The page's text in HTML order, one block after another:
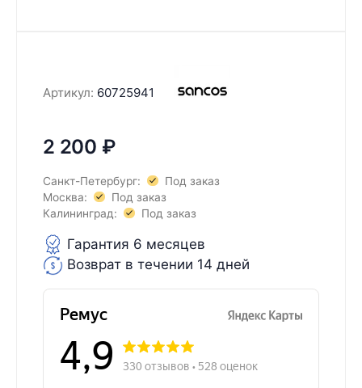
Артикул: 60725941
2 200 ₽
Санкт-Петербург:
Под заказ
Москва:
Под заказ
Калининград:
Под заказ
Гарантия 6 месяцев
Возврат в течении 14 дней